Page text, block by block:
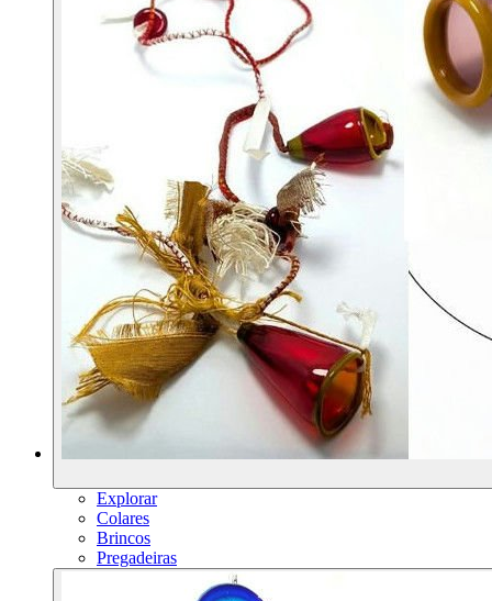
Explorar
Colares
Brincos
Pregadeiras